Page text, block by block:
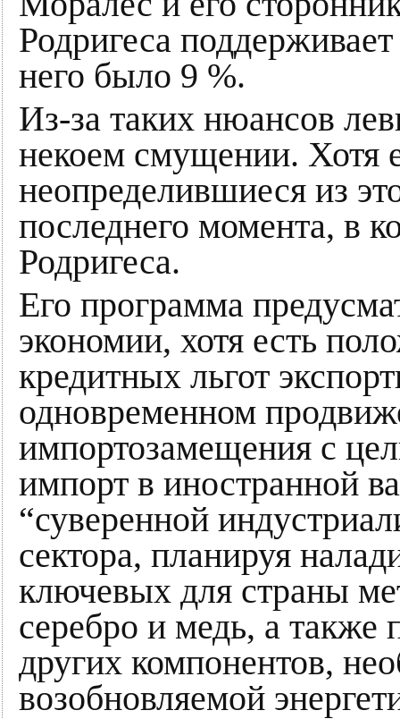
Родригеса
него было 9 %.
Из-за таких нюансов
некоем смущении. Хотя
неопределившиеся из
последнего момента, в
Родригеса.
Его программа
экономии, хотя есть
кредитных льгот
одновременном
импортозамещения с
импорт в иностранной
“суверенной
сектора, планируя
ключевых для страны
серебро и медь, а также
других компонентов,
возобновляемой